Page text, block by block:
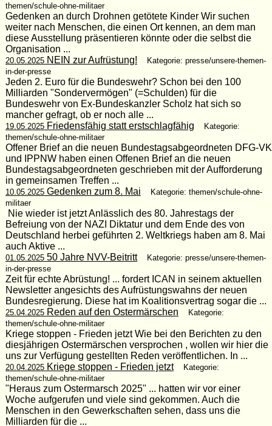
themen/schule-ohne-militaer
Gedenken an durch Drohnen getötete Kinder Wir suchen
weiter nach Menschen, die einen Ort kennen, an dem man
diese Ausstellung präsentieren könnte oder die selbst die
Organisation ...
20.05.2025NEIN zur Aufrüstung!
Kategorie: presse/unsere-themen-
in-der-presse
Jeden 2. Euro für die Bundeswehr? Schon bei den 100
Milliarden "Sondervermögen" (=Schulden) für die
Bundeswehr von Ex-Bundeskanzler Scholz hat sich so
mancher gefragt, ob er noch alle ...
19.05.2025Friedensfähig statt erstschlagfähig
Kategorie:
themen/schule-ohne-militaer
Offener Brief an die neuen Bundestagsabgeordneten DFG-VK
und IPPNW haben einen Offenen Brief an die neuen
Bundestagsabgeordneten geschrieben mit der Aufforderung
in gemeinsamen Treffen ...
10.05.2025Gedenken zum 8. Mai
Kategorie: themen/schule-ohne-
militaer
Nie wieder ist jetzt Anlässlich des 80. Jahrestags der
Befreiung von der NAZI Diktatur und dem Ende des von
Deutschland herbei geführten 2. Weltkriegs haben am 8. Mai
auch Aktive ...
01.05.202550 Jahre NVV-Beitritt
Kategorie: presse/unsere-themen-
in-der-presse
Zeit für echte Abrüstung! ... fordert ICAN in seinem aktuellen
Newsletter angesichts des Aufrüstungswahns der neuen
Bundesregierung. Diese hat im Koalitionsvertrag sogar die ...
25.04.2025Reden auf den Ostermärschen
Kategorie:
themen/schule-ohne-militaer
Kriege stoppen - Frieden jetzt Wie bei den Berichten zu den
diesjährigen Ostermärschen versprochen , wollen wir hier die
uns zur Verfügung gestellten Reden veröffentlichen. In ...
20.04.2025Kriege stoppen - Frieden jetzt
Kategorie:
themen/schule-ohne-militaer
"Heraus zum Ostermarsch 2025" ... hatten wir vor einer
Woche aufgerufen und viele sind gekommen. Auch die
Menschen in den Gewerkschaften sehen, dass uns die
Milliarden für die ...